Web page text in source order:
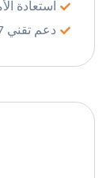
استعادة
دعم تقني 24/7